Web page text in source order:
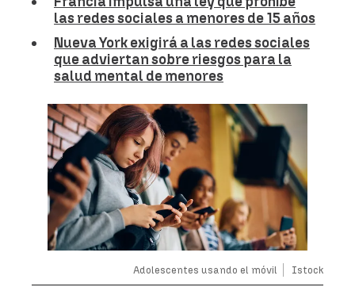
las redes sociales a menores de 15 años
Nueva York exigirá a las redes sociales
que adviertan sobre riesgos para la
salud mental de menores
Adolescentes usando el móvil Istock